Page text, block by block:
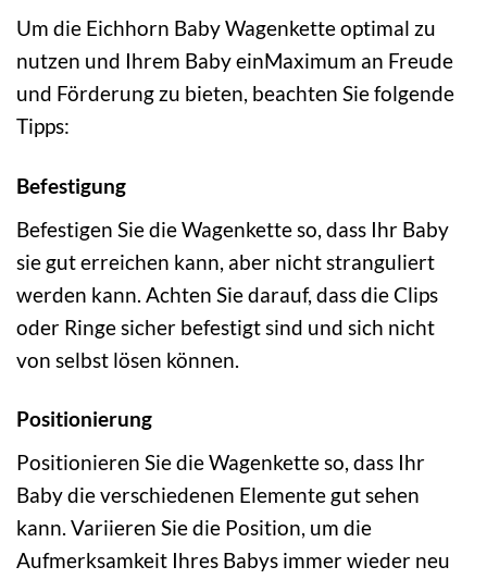
Um die Eichhorn Baby Wagenkette optimal zu
nutzen und Ihrem Baby einMaximum an Freude
und Förderung zu bieten, beachten Sie folgende
Tipps:
Befestigung
Befestigen Sie die Wagenkette so, dass Ihr Baby
sie gut erreichen kann, aber nicht stranguliert
werden kann. Achten Sie darauf, dass die Clips
oder Ringe sicher befestigt sind und sich nicht
von selbst lösen können.
Positionierung
Positionieren Sie die Wagenkette so, dass Ihr
Baby die verschiedenen Elemente gut sehen
kann. Variieren Sie die Position, um die
Aufmerksamkeit Ihres Babys immer wieder neu